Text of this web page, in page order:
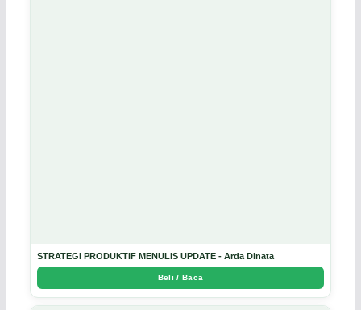
STRATEGI PRODUKTIF MENULIS UPDATE - Arda Dinata
Beli / Baca